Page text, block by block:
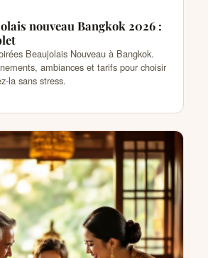
nouveau Bangkok 2026 :
Beaujolais Nouveau à Bangkok.
ambiances et tarifs pour choisir
la sans stress.